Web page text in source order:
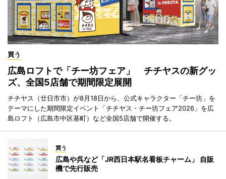
買う
広島ロフトで「チー坊フェア」 チチヤスの新グッ
ズ、全国5店舗で期間限定展開
チチヤス（廿日市市）が8月18日から、公式キャラクター「チー坊」を
テーマにした期間限定イベント「チチヤス・チー坊フェア2026」を広
島ロフト（広島市中区基町）など全国5店舗で開催する。
買う
広島や呉など「JR西日本駅名看板チャーム」 自販
機で先行販売